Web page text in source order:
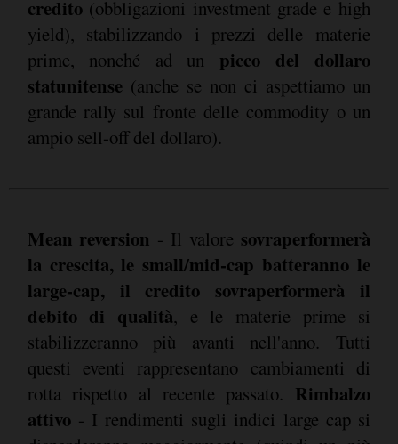
credito(obbligazioni investment grade e high
yield), stabilizzando i prezzi delle materie
prime, nonché ad un picco del dollaro
statunitense (anche se non ci aspettiamo un
grande rally sul fronte delle commodity o un
ampio sell-off del dollaro).
Mean reversion - Il valore sovraperformerà
la crescita, le small/mid-cap batteranno le
large-cap, il credito sovraperformerà il
debito di qualità, e le materie prime si
stabilizzeranno più avanti nell'anno. Tutti
questi eventi rappresentano cambiamenti di
rotta rispetto al recente passato. Rimbalzo
attivo- I rendimenti sugli indici large cap si